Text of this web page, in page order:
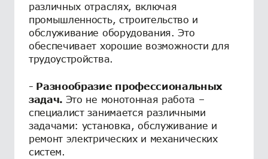
различных отраслях, включая
промышленность, строительство и
обслуживание оборудования. Это
обеспечивает хорошие возможности для
трудоустройства.
- Разнообразие профессиональных
задач. Это не монотонная работа –
специалист занимается различными
задачами: установка, обслуживание и
ремонт электрических и механических
систем.